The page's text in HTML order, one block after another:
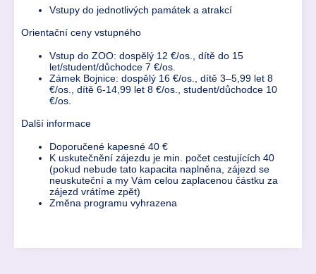
Vstupy do jednotlivých památek a atrakcí
Orientační ceny vstupného
Vstup do ZOO: dospělý 12 €/os., dítě do 15
let/student/důchodce 7 €/os.
Zámek Bojnice: dospělý 16 €/os., dítě 3–5,99 let 8
€/os., dítě 6-14,99 let 8 €/os., student/důchodce 10
€/os.
Další informace
Doporučené kapesné 40 €
K uskutečnění zájezdu je min. počet cestujících 40
(pokud nebude tato kapacita naplněna, zájezd se
neuskuteční a my Vám celou zaplacenou částku za
zájezd vrátíme zpět)
Změna programu vyhrazena